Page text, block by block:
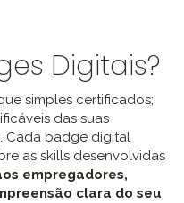
Digitais?
simples certificados;
das suas
Cada badge digital
as skills desenvolvidas
empregadores,
clara do seu